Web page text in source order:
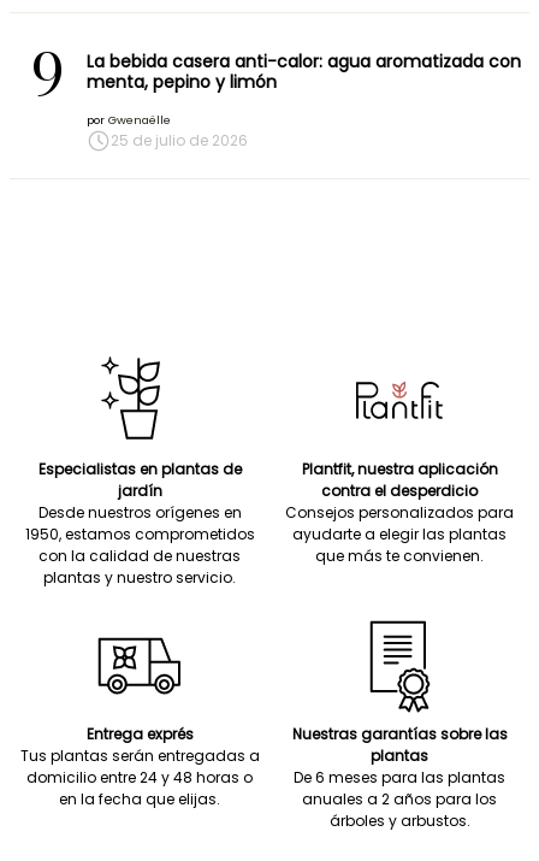
9
La bebida casera anti-calor: agua aromatizada con
menta, pepino y limón
por Gwenaëlle
25 de julio de 2026
Especialistas en plantas de
jardín
Desde nuestros orígenes en
1950, estamos comprometidos
con la calidad de nuestras
plantas y nuestro servicio.
Plantfit, nuestra aplicación
contra el desperdicio
Consejos personalizados para
ayudarte a elegir las plantas
que más te convienen.
Entrega exprés
Tus plantas serán entregadas a
domicilio entre 24 y 48 horas o
en la fecha que elijas.
Nuestras garantías sobre las
plantas
De 6 meses para las plantas
anuales a 2 años para los
árboles y arbustos.